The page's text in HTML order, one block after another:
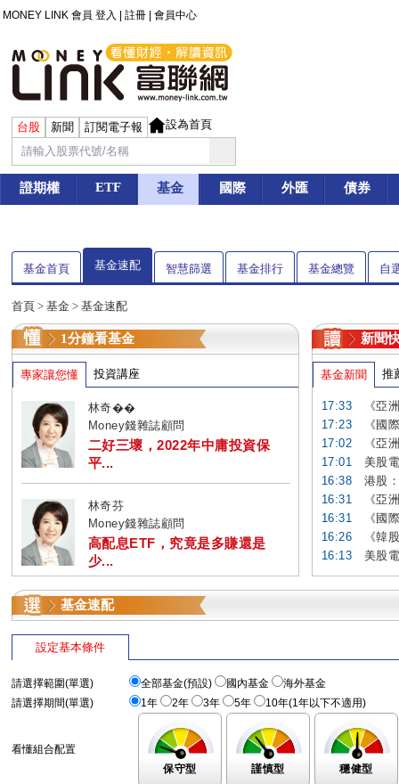
MONEY LINK 會員 登入 註冊 會員中心
台股 新聞 訂閱電子報 設為首頁
證期權 ETF 基金 國際 外匯 債券
基金首頁 基金速配 智慧篩選 基金排行 基金總覽 自
首頁 > 基金 > 基金速配
1分鐘看基金
專家讓您懂 投資講座
林奇��
Money錢雜誌顧問
二好三壞，2022年中庸投資保
平...
林奇芬
Money錢雜誌顧問
高配息ETF，究竟是多賺還是
少...
新聞
基金新聞 推
17:33
《亞
17:23
《國
17:02
《亞
17:01
美股
16:38
港股
16:31
《亞
16:31
《國
16:26
《韓
16:13
美股
基金速配
設定基本條件
請選擇範圍(單選) 全部基金(預設) 國內基金
海外基金
請選擇期間(單選)
1年 2年 3年 5年 10年(1年以下不適用)
看懂組合配置
保守型
謹慎型 穩健型